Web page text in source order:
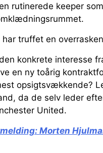
rutinerede keeper
har truffet en
konkrete interesse
en ny toårig
opsigtsvækkende?
da de selv leder
United.
Morten